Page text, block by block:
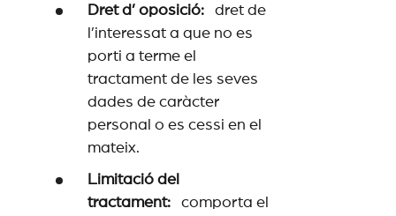
Dret d’ oposició: dret de
l’interessat a que no es
porti a terme el
tractament de les seves
dades de caràcter
personal o es cessi en el
mateix.
Limitació del
tractament: comporta el